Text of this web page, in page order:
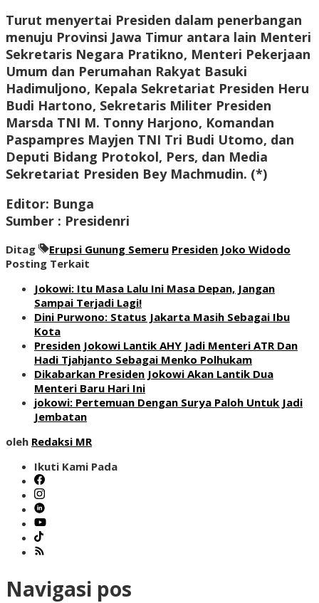
Turut menyertai Presiden dalam penerbangan
menuju Provinsi Jawa Timur antara lain Menteri
Sekretaris Negara Pratikno, Menteri Pekerjaan
Umum dan Perumahan Rakyat Basuki
Hadimuljono, Kepala Sekretariat Presiden Heru
Budi Hartono, Sekretaris Militer Presiden
Marsda TNI M. Tonny Harjono, Komandan
Paspampres Mayjen TNI Tri Budi Utomo, dan
Deputi Bidang Protokol, Pers, dan Media
Sekretariat Presiden Bey Machmudin. (*)
Editor: Bunga
Sumber : Presidenri
Ditag Erupsi Gunung Semeru Presiden Joko Widodo
Posting Terkait
Jokowi: Itu Masa Lalu Ini Masa Depan, Jangan
Sampai Terjadi Lagi!
Dini Purwono: Status Jakarta Masih Sebagai Ibu
Kota
Presiden Jokowi Lantik AHY Jadi Menteri ATR Dan
Hadi Tjahjanto Sebagai Menko Polhukam
Dikabarkan Presiden Jokowi Akan Lantik Dua
Menteri Baru Hari Ini
jokowi: Pertemuan Dengan Surya Paloh Untuk Jadi
Jembatan
oleh Redaksi MR
Ikuti Kami Pada
Navigasi pos